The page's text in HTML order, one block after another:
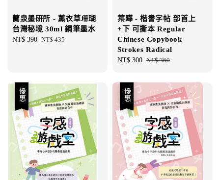
蘭泉墨研所 - 薰衣草珊瑚
台灣秘境 30ml 鋼筆墨水
Sale
NT$ 390 Regular
NT$ 435
葉曄 - 楷書字帖 部首上
+下 可撕本 Regular
Chinese Copybook
Strokes Radical
Sale
NT$ 300 Regular
NT$ 360
優惠 優惠